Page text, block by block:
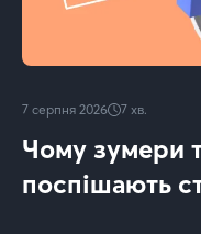
7 серпня 2026 7 хв.
Чому зумери
поспішають